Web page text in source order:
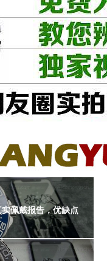
佩戴报告，优缺点